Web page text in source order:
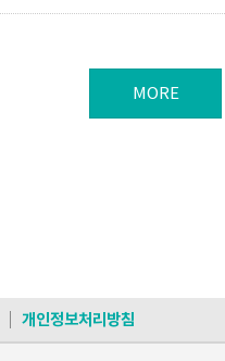
MORE
개인정보처리방침